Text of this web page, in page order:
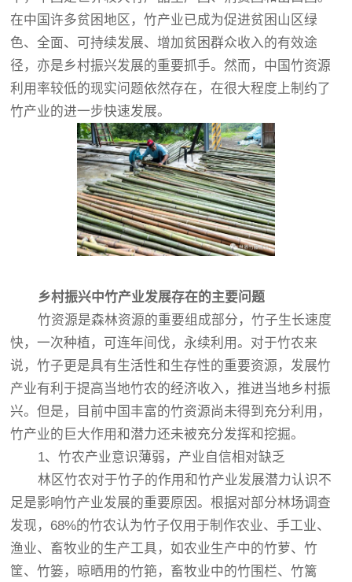
在中国许多贫困地区，竹产业已成为促进贫困山区绿
色、全面、可持续发展、增加贫困群众收入的有效途
径，亦是乡村振兴发展的重要抓手。然而，中国竹资源
利用率较低的现实问题依然存在，在很大程度上制约了
竹产业的进一步快速发展。
乡村振兴中竹产业发展存在的主要问题
竹资源是森林资源的重要组成部分，竹子生长速度
快，一次种植，可连年间伐，永续利用。对于竹农来
说，竹子更是具有生活性和生存性的重要资源，发展竹
产业有利于提高当地竹农的经济收入，推进当地乡村振
兴。但是，目前中国丰富的竹资源尚未得到充分利用，
竹产业的巨大作用和潜力还未被充分发挥和挖掘。
1、竹农产业意识薄弱，产业自信相对缺乏
林区竹农对于竹子的作用和竹产业发展潜力认识不
足是影响竹产业发展的重要原因。根据对部分林场调查
发现，68%的竹农认为竹子仅用于制作农业、手工业、
渔业、畜牧业的生产工具，如农业生产中的竹萝、竹
筐、竹篓，晾晒用的竹筢，畜牧业中的竹围栏、竹篱